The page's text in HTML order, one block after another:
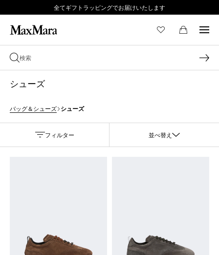
全てギフトラッピングでお届けいたします
シューズ
バッグ＆シューズ シューズ
フィルター 並べ替え